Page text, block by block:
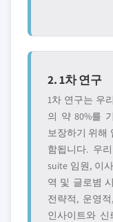
2. 1차 연구
1차 연구는 우
의 약 80%를
보장하기 위해
함됩니다. 우
suite 임원, 이
역 및 글로볌
전략적, 운영
인사이트와